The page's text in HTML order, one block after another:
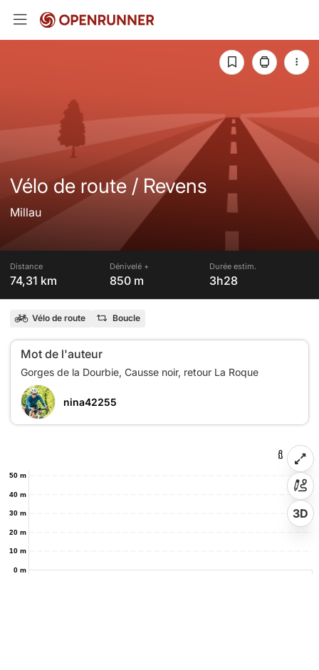
Vélo de route / Revens
Millau
Distance
74,31 km
Dénivelé +
850 m
Durée estim.
3h28
Vélo de route Boucle
Mot de l'auteur
nina42255
0 m
10 m
20 m
30 m
40 m
50 m
3D